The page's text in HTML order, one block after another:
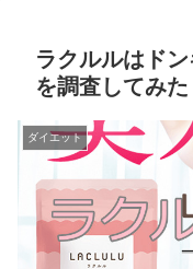
ラクルルはド
を調査してみた
ダイエット